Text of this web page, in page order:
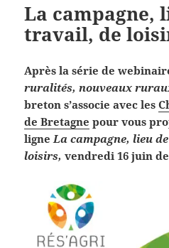
La campagne,
travail, de
Après la série de
ruralités, nouveaux
breton s’associe avec les
de Bretagne pour vous
ligneLa campagne, lieu
loisirs, vendredi 16 juin de